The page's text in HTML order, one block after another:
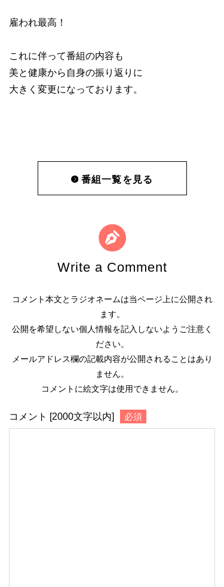
雇われ最高！
これに伴って番組の内容も
美と健康から自身の振り返りに
大きく変更になっております。
番組一覧を見る
Write a Comment
コメント本文とラジオネームは当ページ上に公開され
ます。
公開を希望しない個人情報を記入しないようご注意く
ださい。
メールアドレス欄の記載内容が公開されることはあり
ません。
コメントに絵文字は使用できません。
コメント [2000文字以内] 必須